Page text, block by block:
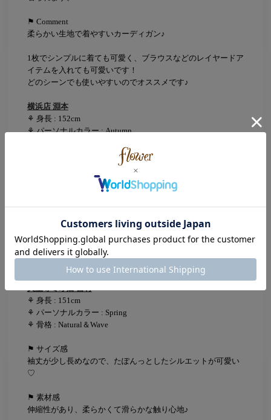
⚑ Comment
柔らかい生地で着やすいカーディガン♪
1枚でシンプルに着ても可愛く、ブラウスなどのレイヤードア
イテムを入れても可愛いです！
どのシーンでも使いやすいのでオススメです♪
横浜店 淵本
⚘ 身長 : 152cm
⚘ パーソナルカラー : Autumn
ふんわりしていて着心地抜群◎
⚑ Comment
さりげないハートのボタンがとっても可愛く、大人っぽさに
可愛らしさもあり特別感たっぷりの1枚です♡
天王寺ミオ店 吉村
⚘ 身長 : 151cm
⚘ パーソナルカラー : Spring
⚘ 骨格 : Natural＆Wave
⚑ サイズ感
袖丈が少し長めなので、たぽんっとしたシルエットが可愛い
♡
⚑ 素材感
伸縮性があり、柔らかくて滑らかな触り心地♪